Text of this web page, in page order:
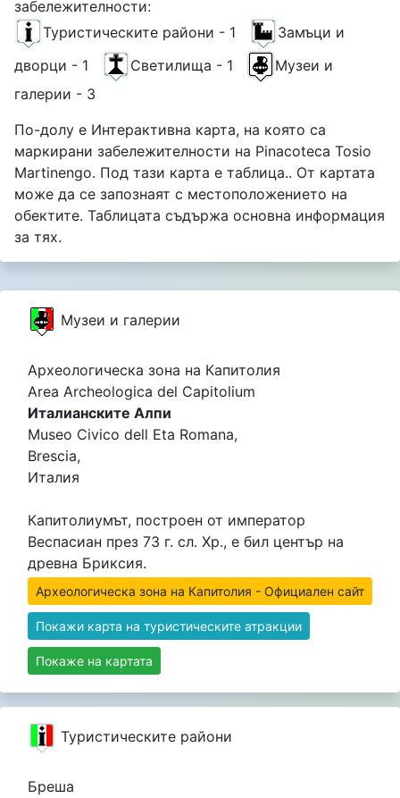
забележителности:
Туристическите райони - 1
Замъци и
дворци - 1
Светилища - 1
Музеи и
галерии - 3
По-долу е Интерактивна карта, на която са
маркирани забележителности на Pinacoteca Tosio
Martinengo. Под тази карта е таблица.. От картата
може да се запознаят с местоположението на
обектите. Таблицата съдържа основна информация
за тях.
Музеи и галерии
Археологическа зона на Капитолия
Area Archeologica del Capitolium
Италианските Алпи
Museo Civico dell Eta Romana,
Brescia,
Италия
Капитолиумът, построен от император
Веспасиан през 73 г. сл. Хр., е бил център на
древна Бриксия.
Археологическа зона на Капитолия - Официален сайт
Покажи карта на туристическите атракции
Покаже на картата
Туристическите райони
Бреша